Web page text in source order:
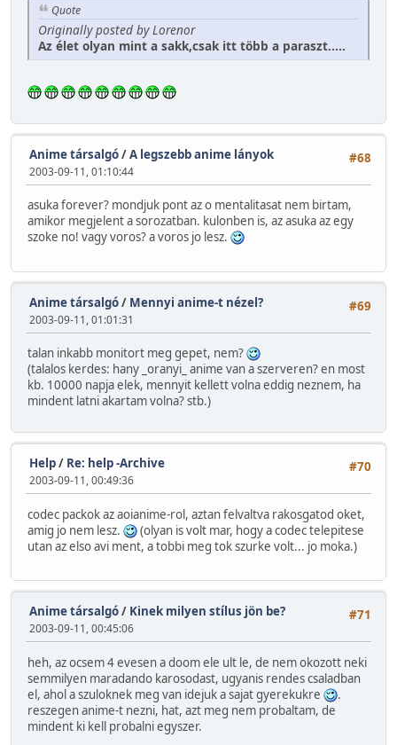
Quote
Originally posted by Lorenor
Az élet olyan mint a sakk,csak itt több a paraszt.....
#68
Anime társalgó/A legszebb anime lányok
2003-09-11, 01:10:44
asuka forever? mondjuk pont az o mentalitasat nem birtam,
amikor megjelent a sorozatban. kulonben is, az asuka az egy
szoke no! vagy voros? a voros jo lesz.
#69
Anime társalgó/ Mennyi anime-t nézel?
2003-09-11, 01:01:31
talan inkabb monitort meg gepet, nem?
(talalos kerdes: hany _oranyi_ anime van a szerveren? en most
kb. 10000 napja elek, mennyit kellett volna eddig neznem, ha
mindent latni akartam volna? stb.)
#70
Help/ Re: help -Archive
2003-09-11, 00:49:36
codec packok az aoianime-rol, aztan felvaltva rakosgatod oket,
amig jo nem lesz.
(olyan is volt mar, hogy a codec telepitese
utan az elso avi ment, a tobbi meg tok szurke volt... jo moka.)
#71
Anime társalgó/ Kinek milyen stílus jön be?
2003-09-11, 00:45:06
heh, az ocsem 4 evesen a doom ele ult le, de nem okozott neki
semmilyen maradando karosodast, ugyanis rendes csaladban
el, ahol a szuloknek meg van idejuk a sajat gyerekukre
.
reszegen anime-t nezni, hat, azt meg nem probaltam, de
mindent ki kell probalni egyszer.